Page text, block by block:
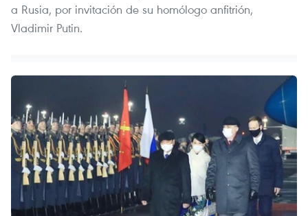
a Rusia, por invitación de su homólogo anfitrión,
Vladimir Putin.